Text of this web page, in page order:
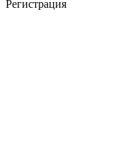
Регистрация